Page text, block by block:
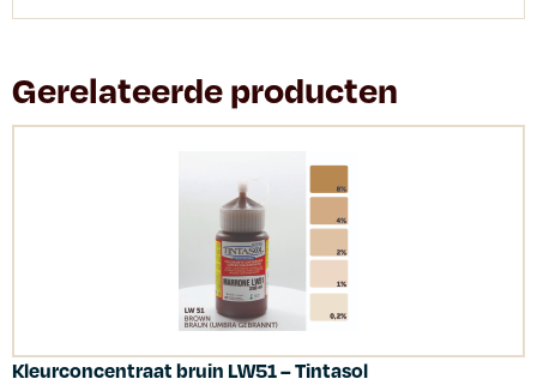
Gerelateerde producten
Kleurconcentraat bruin LW51 – Tintasol